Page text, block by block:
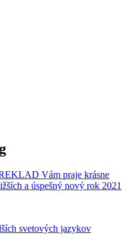
Vám praje krásne
a úspešný nový rok 2021
svetových jazykov